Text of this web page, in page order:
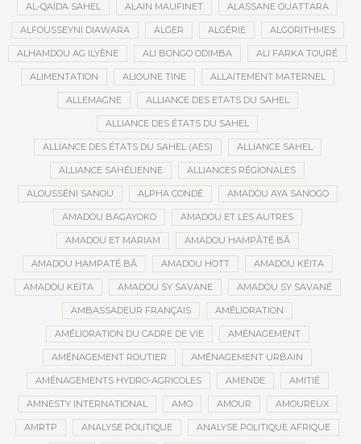
AL-QAÏDA SAHEL ALAIN MAUFINET ALASSANE OUATTARA
ALFOUSSEYNI DIAWARA ALGER ALGÉRIE ALGORITHMES
ALHAMDOU AG ILYÈNE ALI BONGO ODIMBA ALI FARKA TOURÉ
ALIMENTATION ALIOUNE TINE ALLAITEMENT MATERNEL
ALLEMAGNE ALLIANCE DES ETATS DU SAHEL
ALLIANCE DES ÉTATS DU SAHEL
ALLIANCE DES ÉTATS DU SAHEL (AES) ALLIANCE SAHEL
ALLIANCE SAHÉLIENNE ALLIANCES RÉGIONALES
ALOUSSÉNI SANOU ALPHA CONDÉ AMADOU AYA SANOGO
AMADOU BAGAYOKO AMADOU ET LES AUTRES
AMADOU ET MARIAM AMADOU HAMPÂTÉ BÂ
AMADOU HAMPATÉ BÂ AMADOU HOTT AMADOU KÉITA
AMADOU KEÏTA AMADOU SY SAVANE AMADOU SY SAVANÉ
AMBASSADEUR FRANÇAIS AMÉLIORATION
AMÉLIORATION DU CADRE DE VIE AMÉNAGEMENT
AMÉNAGEMENT ROUTIER AMÉNAGEMENT URBAIN
AMÉNAGEMENTS HYDRO-AGRICOLES AMENDE AMITIÉ
AMNESTY INTERNATIONAL AMO AMOUR AMOUREUX
AMRTP ANALYSE POLITIQUE ANALYSE POLITIQUE AFRIQUE